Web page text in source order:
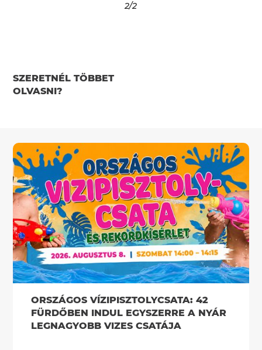
2/2
SZERETNÉL TÖBBET
OLVASNI?
ORSZÁGOS VÍZIPISZTOLYCSATA: 42
FÜRDŐBEN INDUL EGYSZERRE A NYÁR
LEGNAGYOBB VIZES CSATÁJA